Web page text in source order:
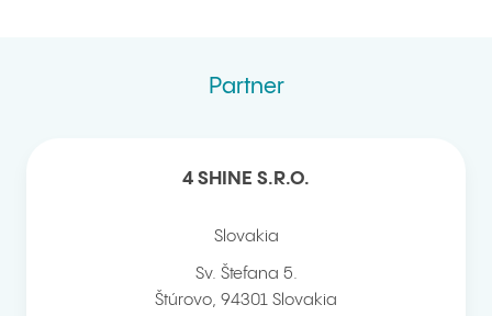
Partner
4 SHINE S.R.O.
Slovakia
Sv. Štefana 5.
Štúrovo 94301 Slovakia